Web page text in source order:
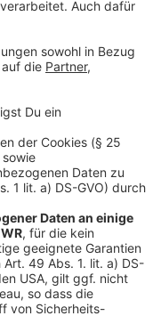
eines
kann
Sie die
um dieses
Consent
(Live Spirits)